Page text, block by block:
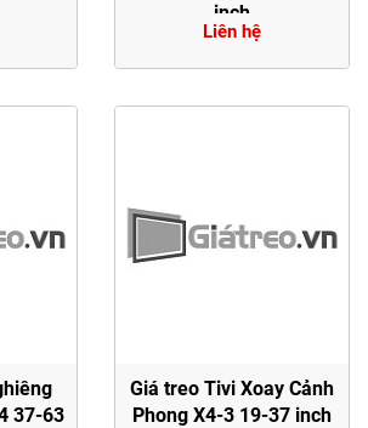
inch
Liên hệ
37-63
Giá treo Tivi Xoay Cảnh
Phong X4-3 19-37 inch